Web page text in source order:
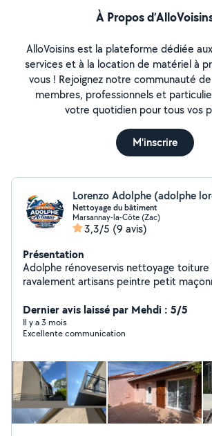
À Propos
AlloVoisins est la plateforme dédiée
services et à la location de matériel à
vous ! Rejoignez notre communauté
membres, professionnels et
votre quotidien pour tous vos
M'inscrire
Lorenzo Adolphe (adolphe
Nettoyage du bâtiment
Marsannay-la-Côte (Zac)
3,3/5 (9 avis)
Présentation
Adolphe rénoveservis nettoyage toiture
ravalement artisans peintre petit
Dernier avis laissé par Mehdi : 5/5
Il y a 3 mois
Excellente communication